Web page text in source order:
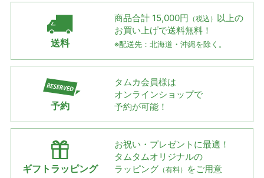
送料
商品合計 15,000円 （税込） 以上の
お買い上げで送料無料！
※配送先：北海道・沖縄を除く。
予約
タムカ会員様は
オンラインショップで
予約が可能！
ギフトラッピング
お祝い・プレゼントに最適！
タムタムオリジナルの
ラッピング （有料） をご用意